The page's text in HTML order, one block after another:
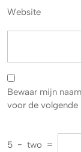
Website
Bewaar mijn
voor de volgende
5 − two =